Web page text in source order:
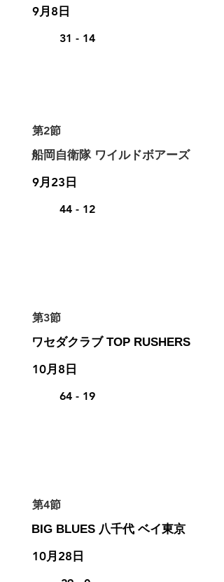
9月8日
31 - 14
第2節
船岡自衛隊 ワイルドボアーズ
9月23日
44 - 12
第3節
ワセダクラブ TOP RUSHERS
10月8日
64 - 19
第4節
BIG BLUES 八千代 ベイ東京
10月28日